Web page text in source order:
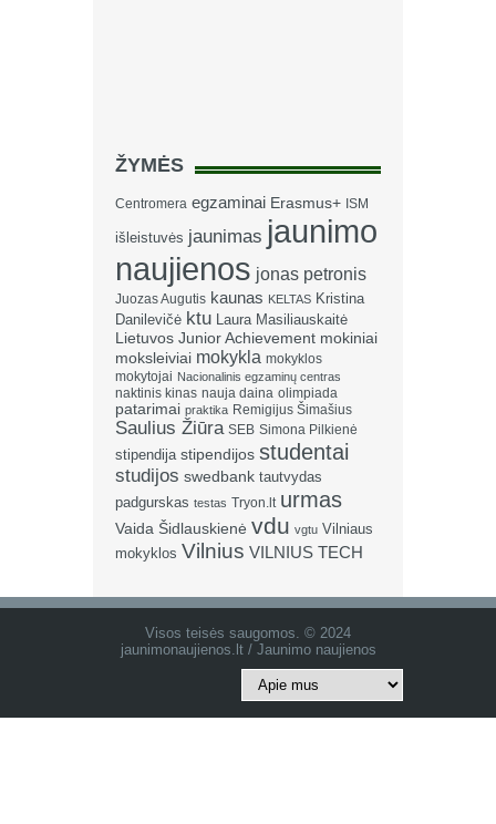
ŽYMĖS
Centromera egzaminai Erasmus+ ISM
išleistuvės jaunimas jaunimo
naujienos jonas petronis
Juozas Augutis kaunas KELTAS Kristina
Danilevičė ktu Laura Masiliauskaitė
Lietuvos Junior Achievement mokiniai
moksleiviai mokykla mokyklos
mokytojai Nacionalinis egzaminų centras
naktinis kinas nauja daina olimpiada
patarimai praktika Remigijus Šimašius
Saulius Žiūra SEB Simona Pilkienė
stipendija stipendijos studentai
studijos swedbank tautvydas
padgurskas testas Tryon.lt urmas
Vaida Šidlauskienė vdu vgtu Vilniaus
mokyklos Vilnius VILNIUS TECH
Visos teisės saugomos. © 2024
jaunimonaujienos.lt / Jaunimo naujienos